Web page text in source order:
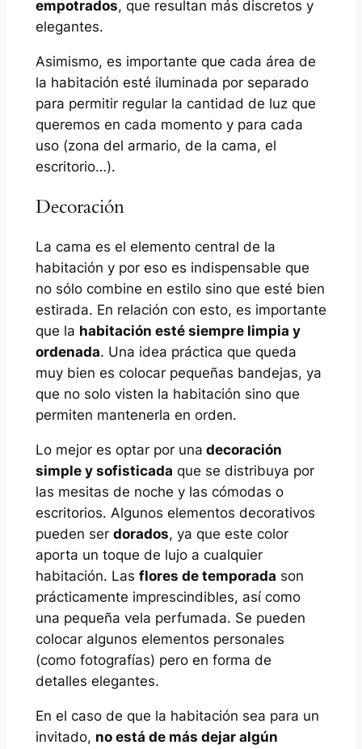
empotrados, que resultan más discretos y
elegantes.
Asimismo, es importante que cada área de
la habitación esté iluminada por separado
para permitir regular la cantidad de luz que
queremos en cada momento y para cada
uso (zona del armario, de la cama, el
escritorio…).
Decoración
La cama es el elemento central de la
habitación y por eso es indispensable que
no sólo combine en estilo sino que esté bien
estirada. En relación con esto, es importante
que la habitación esté siempre limpia y
ordenada. Una idea práctica que queda
muy bien es colocar pequeñas bandejas, ya
que no solo visten la habitación sino que
permiten mantenerla en orden.
Lo mejor es optar por una decoración
simple y sofisticada que se distribuya por
las mesitas de noche y las cómodas o
escritorios. Algunos elementos decorativos
pueden ser dorados, ya que este color
aporta un toque de lujo a cualquier
habitación. Las flores de temporada son
prácticamente imprescindibles, así como
una pequeña vela perfumada. Se pueden
colocar algunos elementos personales
(como fotografías) pero en forma de
detalles elegantes.
En el caso de que la habitación sea para un
invitado, no está de más dejar algún